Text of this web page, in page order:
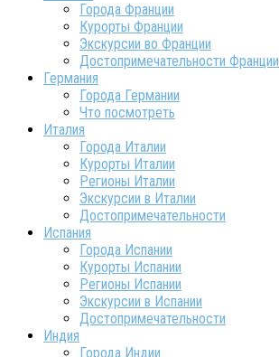
Города Франции
Курорты Франции
Экскурсии во Франции
Достопримечательности Франции
Германия
Города Германии
Что посмотреть
Италия
Города Италии
Курорты Италии
Регионы Италии
Экскурсии в Италии
Достопримечательности
Испания
Города Испании
Курорты Испании
Регионы Испании
Экскурсии в Испании
Достопримечательности
Индия
Города Индии